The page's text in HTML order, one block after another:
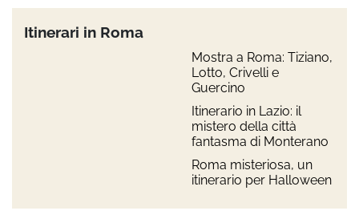
Itinerari in Roma
Mostra a Roma: Tiziano,
Lotto, Crivelli e
Guercino
Itinerario in Lazio: il
mistero della città
fantasma di Monterano
Roma misteriosa, un
itinerario per Halloween